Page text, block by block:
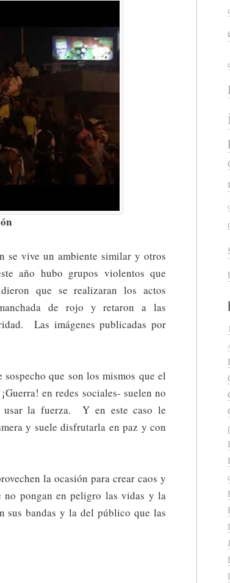
se vive un ambiente similar y otros
año hubo grupos violentos que
que se realizaran los actos
de rojo y retaron a las
Las imágenes publicadas por
que son los mismos que el
en redes sociales- suelen no
usar la fuerza. Y en este caso le
y suele disfrutarla en paz y con
la ocasión para crear caos y
pongan en peligro las vidas y la
sus bandas y la del público que las